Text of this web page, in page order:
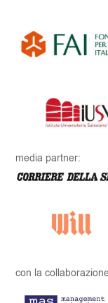
media partner:
con la